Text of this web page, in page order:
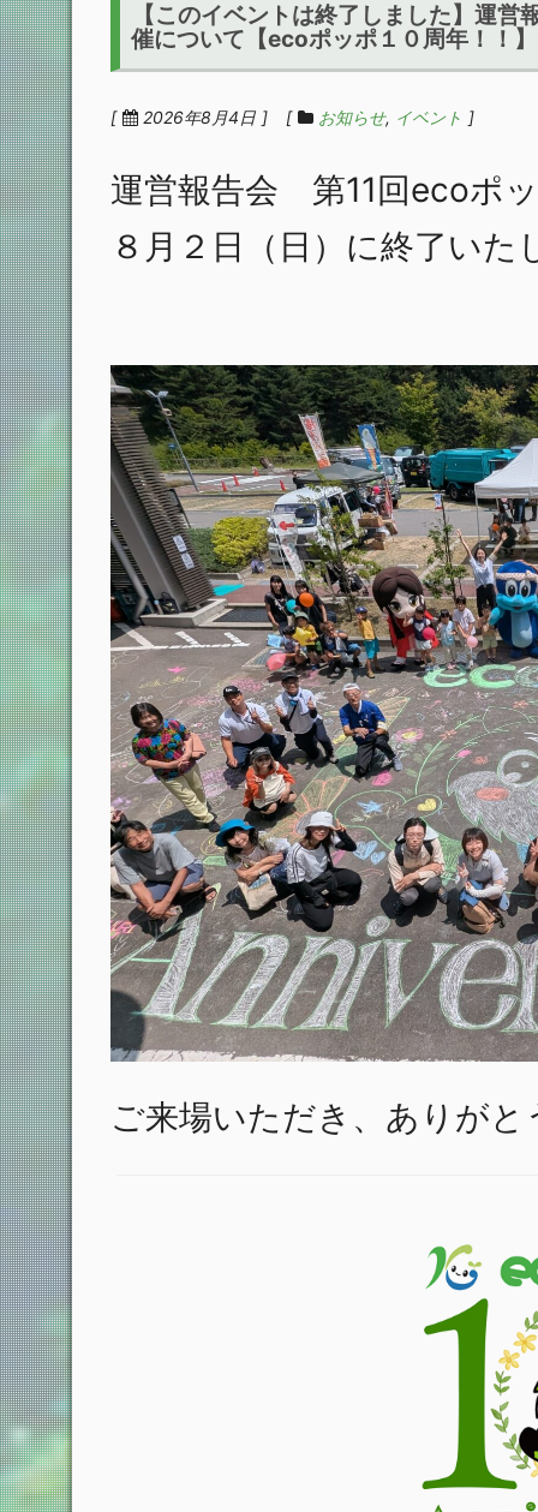
【このイベントは終了しました】運
催について【ecoポッポ１０周年！！】
2026年8月4日 お知らせ イベント
運営報告会 第11回ecoポ
８月２日（日）に終了いた
ご来場いただき、ありが